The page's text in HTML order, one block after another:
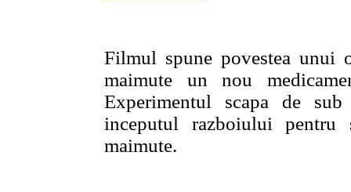
Filmul spune povestea unui
maimute un nou
Experimentul scapa de
inceputul razboiului pentru
maimute.